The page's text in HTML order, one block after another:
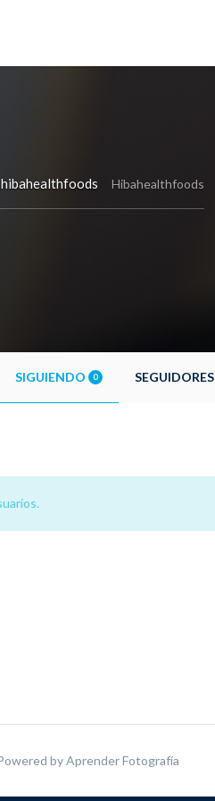
Hibahealthfoods
SIGUIENDO 0 SEGUIDORES
byAprender Fotografía